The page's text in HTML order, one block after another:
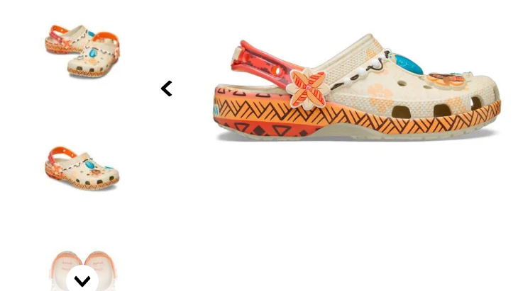
º
8º
all star
9º
new balance
10º tênis infantil